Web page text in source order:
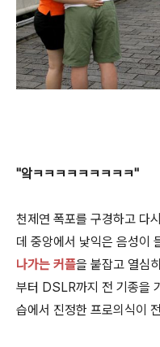
"앜ㅋㅋㅋㅋㅋㅋㅋㅋㅋ"
천제연 폭포를 구경하고 다
데 중앙에서 낯익은 음성이
나가는 커플을 붙잡고 열심
부터 DSLR까지 전 기종을
습에서 진정한 프로의식이